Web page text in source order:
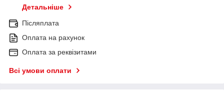
Детальніше
Післяплата
Оплата на рахунок
Оплата за реквізитами
Всі умови оплати